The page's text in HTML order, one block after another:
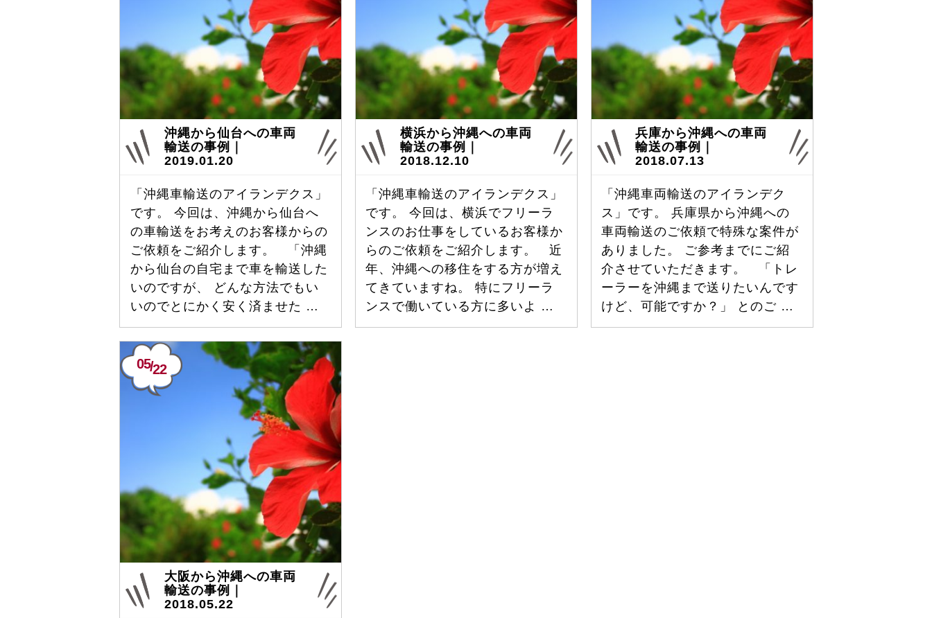
沖縄から仙台への車両
輸送の事例｜
2019.01.20
「沖縄車輸送のアイランデクス」
です。 今回は、沖縄から仙台へ
の車輸送をお考えのお客様からの
ご依頼をご紹介します。 「沖縄
から仙台の自宅まで車を輸送した
いのですが、 どんな方法でもい
いのでとにかく安く済ませた …
横浜から沖縄への車両
輸送の事例｜
2018.12.10
「沖縄車輸送のアイランデクス」
です。 今回は、横浜でフリーラ
ンスのお仕事をしているお客様か
らのご依頼をご紹介します。 近
年、沖縄への移住をする方が増え
てきていますね。 特にフリーラ
ンスで働いている方に多いよ …
兵庫から沖縄への車両
輸送の事例｜
2018.07.13
「沖縄車両輸送のアイランデク
ス」です。 兵庫県から沖縄への
車両輸送のご依頼で特殊な案件が
ありました。 ご参考までにご紹
介させていただきます。 「トレ
ーラーを沖縄まで送りたいんです
けど、可能ですか？」 とのご …
05/22
大阪から沖縄への車両
輸送の事例｜
2018.05.22